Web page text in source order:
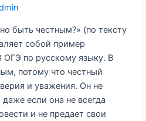
быть честным?» (по тексту
собой пример
ОГЭ по русскому языку. В
потому что честный
и уважения. Он не
если она не всегда
и не предает свои